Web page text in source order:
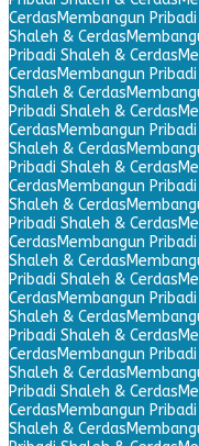
CerdasMembangun
Shaleh & Cerdas
Pribadi Shaleh & Cerdas
CerdasMembangun
Shaleh & Cerdas
Pribadi Shaleh & Cerdas
CerdasMembangun
Shaleh & Cerdas
Pribadi Shaleh & Cerdas
CerdasMembangun
Shaleh & Cerdas
Pribadi Shaleh & Cerdas
CerdasMembangun
Shaleh & Cerdas
Pribadi Shaleh & Cerdas
CerdasMembangun
Shaleh & Cerdas
Pribadi Shaleh & Cerdas
CerdasMembangun
Shaleh & Cerdas
Pribadi Shaleh & Cerdas
CerdasMembangun
Shaleh & Cerdas